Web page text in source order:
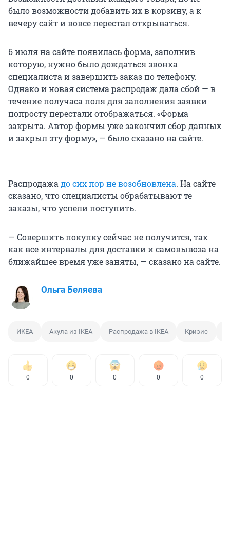
было возможности добавить их в корзину, а к
вечеру сайт и вовсе перестал открываться.
6 июля на сайте появилась форма, заполнив
которую, нужно было дождаться звонка
специалиста и завершить заказ по телефону.
Однако и новая система распродаж дала сбой — в
течение получаса поля для заполнения заявки
попросту перестали отображаться. «Форма
закрыта. Автор формы уже закончил сбор данных
и закрыл эту форму», — было сказано на сайте.
Распродажадо сих пор не возобновлена. На сайте
сказано, что специалисты обрабатывают те
заказы, что успели поступить.
— Cовершить покупку сейчас не получится, так
как все интервалы для доставки и самовывоза на
ближайшее время уже заняты, — сказано на сайте.
Ольга Беляева
ИКЕА Акула из IKEA Распродажа в IKEA Кризис
0 0 0 0 0